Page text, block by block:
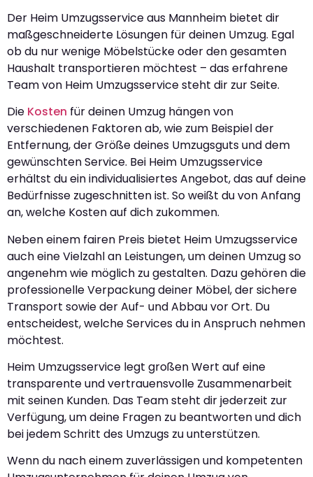
Der Heim Umzugsservice aus Mannheim bietet dir
maßgeschneiderte Lösungen für deinen Umzug. Egal
ob du nur wenige Möbelstücke oder den gesamten
Haushalt transportieren möchtest – das erfahrene
Team von Heim Umzugsservice steht dir zur Seite.
Die Kosten für deinen Umzug hängen von
verschiedenen Faktoren ab, wie zum Beispiel der
Entfernung, der Größe deines Umzugsguts und dem
gewünschten Service. Bei Heim Umzugsservice
erhältst du ein individualisiertes Angebot, das auf deine
Bedürfnisse zugeschnitten ist. So weißt du von Anfang
an, welche Kosten auf dich zukommen.
Neben einem fairen Preis bietet Heim Umzugsservice
auch eine Vielzahl an Leistungen, um deinen Umzug so
angenehm wie möglich zu gestalten. Dazu gehören die
professionelle Verpackung deiner Möbel, der sichere
Transport sowie der Auf- und Abbau vor Ort. Du
entscheidest, welche Services du in Anspruch nehmen
möchtest.
Heim Umzugsservice legt großen Wert auf eine
transparente und vertrauensvolle Zusammenarbeit
mit seinen Kunden. Das Team steht dir jederzeit zur
Verfügung, um deine Fragen zu beantworten und dich
bei jedem Schritt des Umzugs zu unterstützen.
Wenn du nach einem zuverlässigen und kompetenten